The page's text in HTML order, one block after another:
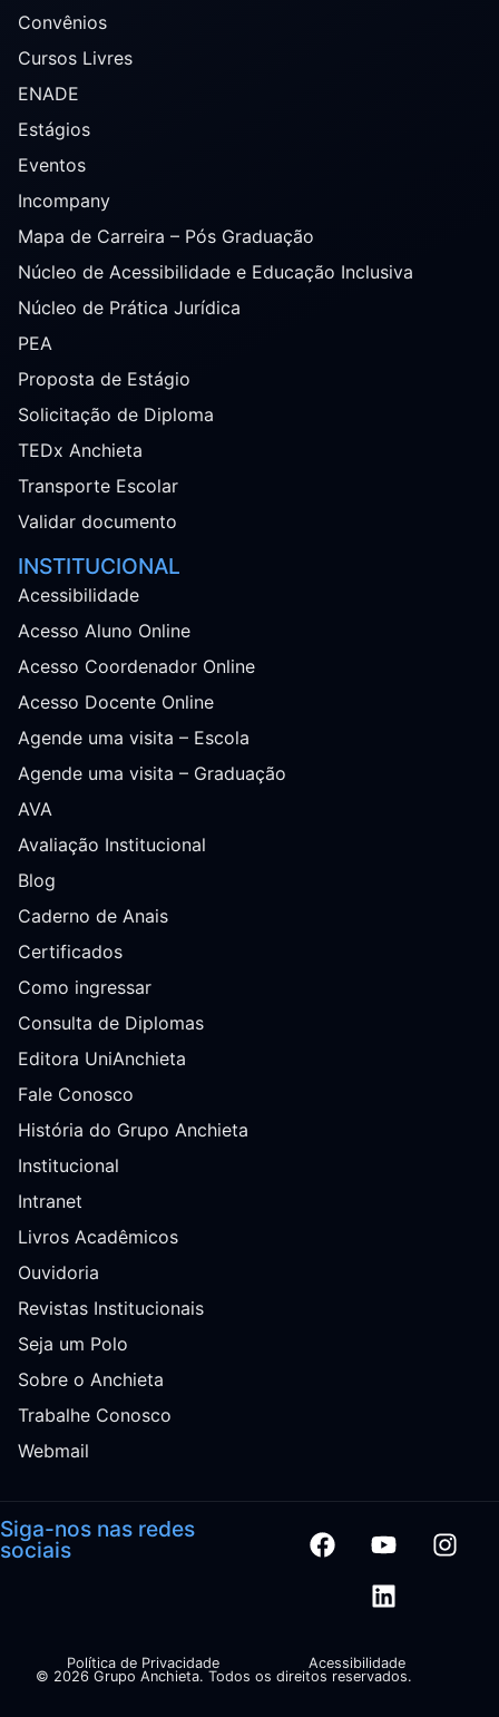
Convênios
Cursos Livres
ENADE
Estágios
Eventos
Incompany
Mapa de Carreira – Pós Graduação
Núcleo de Acessibilidade e Educação Inclusiva
Núcleo de Prática Jurídica
PEA
Proposta de Estágio
Solicitação de Diploma
TEDx Anchieta
Transporte Escolar
Validar documento
INSTITUCIONAL
Acessibilidade
Acesso Aluno Online
Acesso Coordenador Online
Acesso Docente Online
Agende uma visita – Escola
Agende uma visita – Graduação
AVA
Avaliação Institucional
Blog
Caderno de Anais
Certificados
Como ingressar
Consulta de Diplomas
Editora UniAnchieta
Fale Conosco
História do Grupo Anchieta
Institucional
Intranet
Livros Acadêmicos
Ouvidoria
Revistas Institucionais
Seja um Polo
Sobre o Anchieta
Trabalhe Conosco
Webmail
Siga-nos nas redes
sociais
© 2026 Grupo Anchieta. Todos os direitos reservados.
Política de Privacidade Acessibilidade